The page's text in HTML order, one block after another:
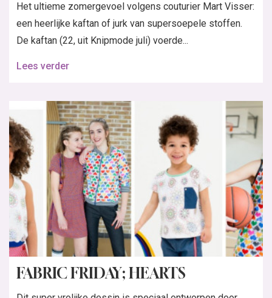
Het ultieme zomergevoel volgens couturier Mart Visser:
een heerlijke kaftan of jurk van supersoepele stoffen.
De kaftan (22, uit Knipmode juli) voerde...
Lees verder
FABRIC FRIDAY; HEARTS